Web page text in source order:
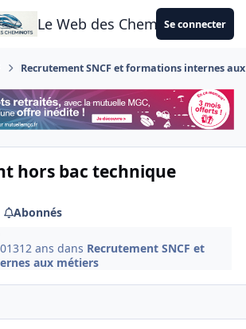
Le Web des CheminotsSe connecter
Recrutement SNCF et formations internes
hors bac technique
Abonnés
12 ans dans Recrutement SNCF et
aux métiers